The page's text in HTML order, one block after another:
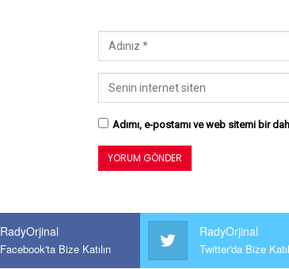
Adımı, e-postamı ve web sitemi bir
RadyOrjinal
Facebook'ta Bize Katılın
RadyOrjinal
Twitter'da Bize